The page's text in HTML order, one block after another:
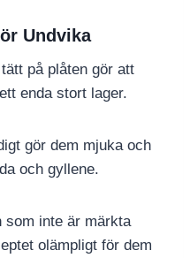
Undvika
på plåten gör att
enda stort lager.
gör dem mjuka och
och gyllene.
som inte är märkta
olämpligt för dem